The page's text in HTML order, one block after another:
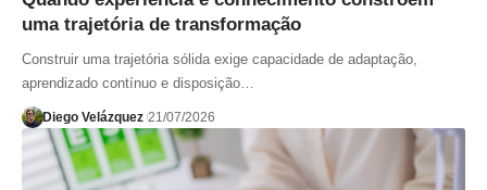
uma trajetória de transformação
Construir uma trajetória sólida exige capacidade de adaptação,
aprendizado contínuo e disposição…
Diego Velázquez 21/07/2026